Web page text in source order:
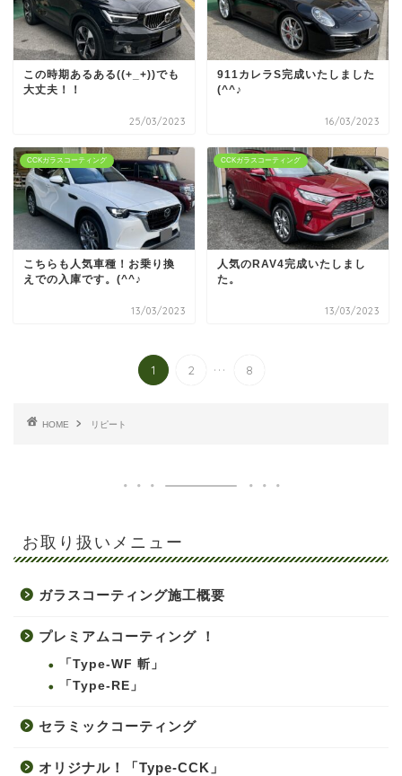
この時期あるある((+_+))でも
大丈夫！！
25/03/2023
911カレラS完成いたしました
(^^♪
16/03/2023
CCKガラスコーティング
こちらも人気車種！お乗り換
えでの入庫です。(^^♪
13/03/2023
CCKガラスコーティング
人気のRAV4完成いたしまし
た。
13/03/2023
1 2 ... 8
HOME リピート
お取り扱いメニュー
ガラスコーティング施工概要
プレミアムコーティング ！
「Type-WF 斬」
「Type-RE」
セラミックコーティング
オリジナル！「Type-CCK」